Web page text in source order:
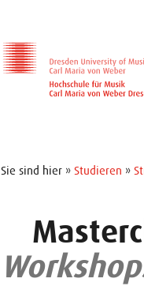
Sie sind hier » Studieren »